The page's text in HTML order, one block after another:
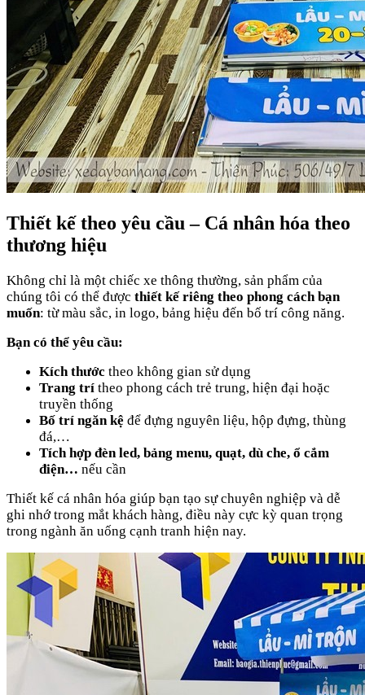
Thiết kế theo yêu cầu – Cá nhân hóa theo
thương hiệu
Không chỉ là một chiếc xe thông thường, sản phẩm của
chúng tôi có thể được thiết kế riêng theo phong cách bạn
muốn: từ màu sắc, in logo, bảng hiệu đến bố trí công năng.
Bạn có thể yêu cầu:
Kích thước theo không gian sử dụng
Trang trí theo phong cách trẻ trung, hiện đại hoặc
truyền thống
Bố trí ngăn kệ để đựng nguyên liệu, hộp đựng, thùng
đá,…
Tích hợp đèn led, bảng menu, quạt, dù che, ổ cắm
điện… nếu cần
Thiết kế cá nhân hóa giúp bạn tạo sự chuyên nghiệp và dễ
ghi nhớ trong mắt khách hàng, điều này cực kỳ quan trọng
trong ngành ăn uống cạnh tranh hiện nay.